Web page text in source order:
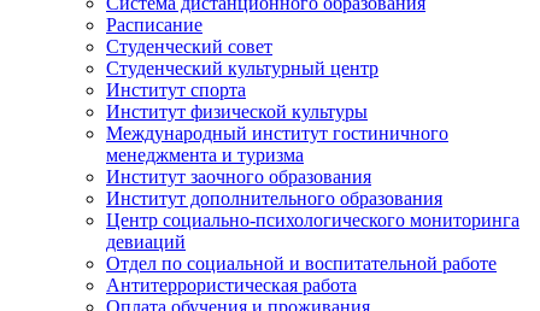
Расписание
Студенческий совет
Студенческий культурный центр
Институт спорта
Институт физической культуры
Международный институт гостиничного
менеджмента и туризма
Институт заочного образования
Институт дополнительного образования
Центр социально-психологического мониторинга
девиаций
Отдел по социальной и воспитательной работе
Антитеррористическая работа